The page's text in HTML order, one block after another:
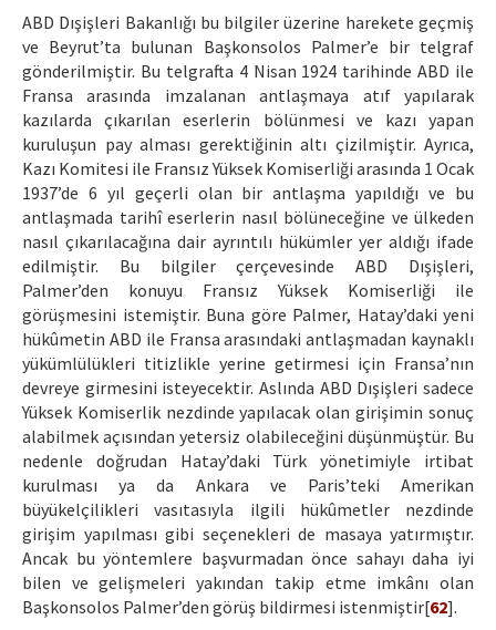
ABD Dışişleri Bakanlığı bu bilgiler üzerine harekete geçmiş
ve Beyrut’ta bulunan Başkonsolos Palmer’e bir telgraf
gönderilmiştir. Bu telgrafta 4 Nisan 1924 tarihinde ABD ile
Fransa arasında imzalanan antlaşmaya atıf yapılarak
kazılarda çıkarılan eserlerin bölünmesi ve kazı yapan
kuruluşun pay alması gerektiğinin altı çizilmiştir. Ayrıca,
Kazı Komitesi ile Fransız Yüksek Komiserliği arasında 1 Ocak
1937’de 6 yıl geçerli olan bir antlaşma yapıldığı ve bu
antlaşmada tarihî eserlerin nasıl bölüneceğine ve ülkeden
nasıl çıkarılacağına dair ayrıntılı hükümler yer aldığı ifade
edilmiştir. Bu bilgiler çerçevesinde ABD Dışişleri,
Palmer’den konuyu Fransız Yüksek Komiserliği ile
görüşmesini istemiştir. Buna göre Palmer, Hatay’daki yeni
hükûmetin ABD ile Fransa arasındaki antlaşmadan kaynaklı
yükümlülükleri titizlikle yerine getirmesi için Fransa’nın
devreye girmesini isteyecektir. Aslında ABD Dışişleri sadece
Yüksek Komiserlik nezdinde yapılacak olan girişimin sonuç
alabilmek açısından yetersiz olabileceğini düşünmüştür. Bu
nedenle doğrudan Hatay’daki Türk yönetimiyle irtibat
kurulması ya da Ankara ve Paris’teki Amerikan
büyükelçilikleri vasıtasıyla ilgili hükûmetler nezdinde
girişim yapılması gibi seçenekleri de masaya yatırmıştır.
Ancak bu yöntemlere başvurmadan önce sahayı daha iyi
bilen ve gelişmeleri yakından takip etme imkânı olan
Başkonsolos Palmer’den görüş bildirmesi istenmiştir[62].